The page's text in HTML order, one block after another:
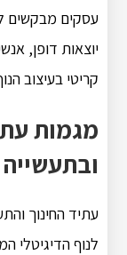
עסקים מבקשים
קריטי בעיצוב
ובתעשייה
לנוף הדיגיטלי